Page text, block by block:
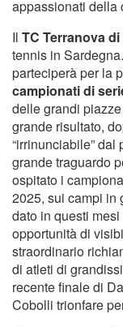
appassionati della
Il TC Terranova di
tennis in
parteciperà per la
campionati di
delle grandi
grande risultato,
“irrinunciabile”
grande traguardo
ospitato i
2025, sui campi in
dato in questi
opportunità di
straordinario
di atleti di
recente finale di
Cobolli trionfare